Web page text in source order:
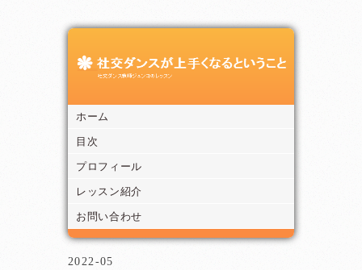
ホーム
目次
プロフィール
レッスン紹介
お問い合わせ
2022-05